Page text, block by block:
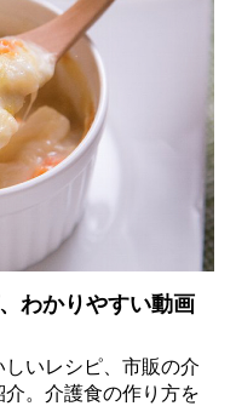
わかりやすい動画
いレシピ、市販の介
。介護食の作り方を